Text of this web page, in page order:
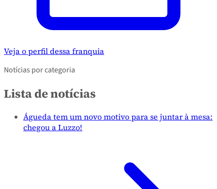
Veja o perfil dessa franquia
Notícias por categoria
Lista de notícias
Águeda tem um novo motivo para se juntar à mesa:
chegou a Luzzo!